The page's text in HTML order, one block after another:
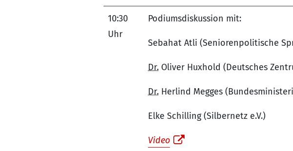
10:30
Uhr
Podiumsdiskussion mit:
Sebahat Atli (Seniorenpolitische
Dr. Oliver Huxhold (Deutsches
Dr. Herlind Megges
Elke Schilling (Silbernetz e.V.)
Video